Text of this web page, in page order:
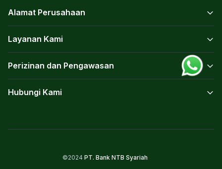
Alamat Perusahaan
Layanan Kami
Perizinan dan Pengawasan
Hubungi Kami
©2024 PT. Bank NTB Syariah